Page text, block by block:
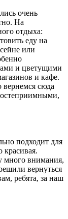
очень
На
отдыха:
еду на
или
и цветущими
и кафе.
сюда
подходит для
красивая.
много внимания,
вернуться
ребята, за наш